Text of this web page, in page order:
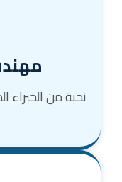
نخبة من الخبراء